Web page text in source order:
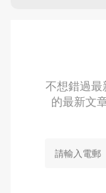
不想錯過最
的最新文